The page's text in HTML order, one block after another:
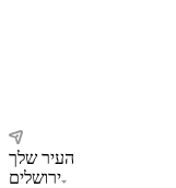
העיר שלך
ירושלים